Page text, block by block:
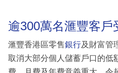
逾300萬名滙豐客戶
滙豐香港區零售銀行及財富管
取消大部分個人儲蓄戶口的低